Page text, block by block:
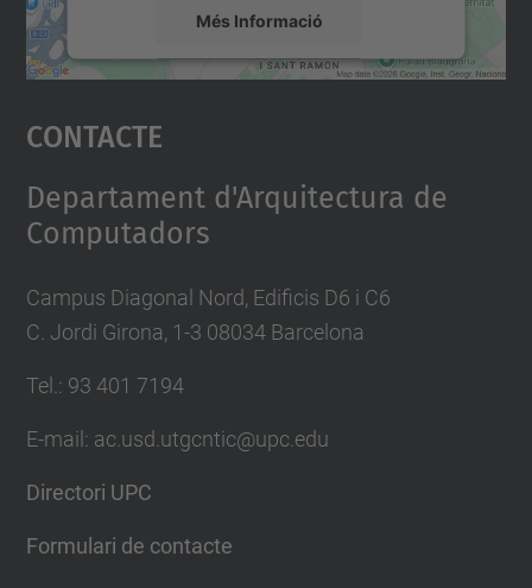
Més Informació
Accepta
powered by
Contacte
Departament d'Arquitectura de
Computadors
Campus Diagonal Nord, Edificis D6 i C6
C. Jordi Girona, 1-3 08034 Barcelona
Tel.: 93 401 7194
E-mail: ac.usd.utgcntic@upc.edu
Directori UPC
Formulari de contacte